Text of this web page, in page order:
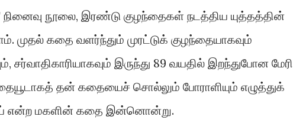
நினைவு நூலை, இரண்டு குழந்தைகள் நடத்திய யுத்தத்தின்
கதை வளர்ந்தும் முரட்டுக் குழந்தையாகவும்
சர்வாதிகாரியாகவும் இருந்து 89 வயதில் இறந்துபோன மேரி
தன் கதையைச் சொல்லும் போராளியும் எழுத்துக்
என்ற மகளின் கதை இன்னொன்று.